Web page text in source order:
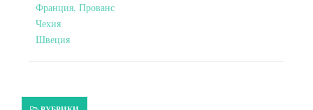
Франция, Прованс
Чехия
Швеция